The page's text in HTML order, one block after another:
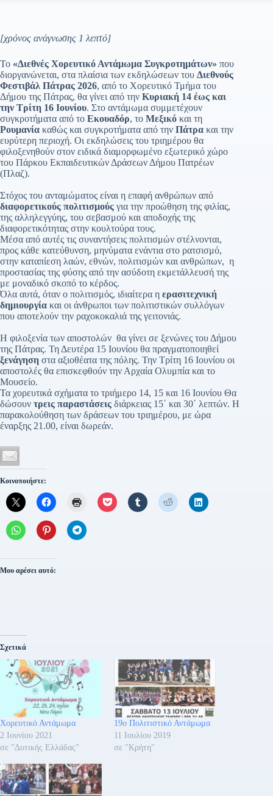
[χρόνος ανάγνωσης 1 λεπτό]
Το «Διεθνές Χορευτικό Αντάμωμα Συγκροτημάτων» που
διοργανώνεται, στα πλαίσια των εκδηλώσεων του Διεθνούς
Φεστιβάλ Πάτρας 2026, από το Χορευτικό Τμήμα του
Δήμου της Πάτρας, θα γίνει από την Κυριακή 14 έως και
την Τρίτη 16 Ιουνίου. Στο αντάμωμα συμμετέχουν
συγκροτήματα από το Εκουαδόρ, το Μεξικό και τη
Ρουμανία καθώς και συγκροτήματα από την Πάτρα και την
ευρύτερη περιοχή. Οι εκδηλώσεις του τριημέρου θα
φιλοξενηθούν στον ειδικά διαμορφωμένο εξωτερικό χώρο
του Πάρκου Εκπαιδευτικών Δράσεων Δήμου Πατρέων
(Πλαζ).
Στόχος του ανταμώματος είναι η επαφή ανθρώπων από
διαφορετικούς πολιτισμούς για την προώθηση της φιλίας,
της αλληλεγγύης, του σεβασμού και αποδοχής της
διαφορετικότητας στην κουλτούρα τους.
Μέσα από αυτές τις συναντήσεις πολιτισμών στέλνονται,
προς κάθε κατεύθυνση, μηνύματα ενάντια στο ρατσισμό,
στην καταπίεση λαών, εθνών, πολιτισμών και ανθρώπων, η
προστασίας της φύσης από την ασύδοτη εκμετάλλευσή της
με μοναδικό σκοπό το κέρδος.
Όλα αυτά, όταν ο πολιτισμός, ιδιαίτερα η ερασιτεχνική
δημιουργία και οι άνθρωποι των πολιτιστικών συλλόγων
που αποτελούν την ραχοκοκαλιά της γειτονιάς.
Η φιλοξενία των αποστολών θα γίνει σε ξενώνες του Δήμου
της Πάτρας. Τη Δευτέρα 15 Ιουνίου θα πραγματοποιηθεί
ξενάγηση στα αξιοθέατα της πόλης. Την Τρίτη 16 Ιουνίου οι
αποστολές θα επισκεφθούν την Αρχαία Ολυμπία και το
Μουσείο.
Τα χορευτικά σχήματα το τριήμερο 14, 15 και 16 Ιουνίου Θα
δώσουν τρεις παραστάσεις διάρκειας 15΄ και 30΄ λεπτών. Η
παρακολούθηση των δράσεων του τριημέρου, με ώρα
έναρξης 21.00, είναι δωρεάν.
Κοινοποιήστε:
Μου αρέσει αυτό:
Σχετικά
Χορευτικό Αντάμωμα
2 Ιουνίου 2021
σε "Δυτικής Ελλάδας"
19ο Πολιτιστικό Αντάμωμα
11 Ιουλίου 2019
σε "Κρήτη"